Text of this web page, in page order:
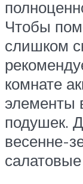
Чтобы
слишком
комнате
элементы
подушек.
весенне-
салатовые